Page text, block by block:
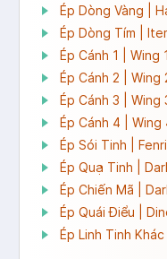
Ép Dòng Vàng |
Ép Dòng Tím |
Ép Cánh 1 | Wing 1
Ép Cánh 2 | Wing
Ép Cánh 3 | Wing
Ép Cánh 4 | Wing
Ép Sói Tinh |
Ép Quạ Tinh |
Ép Chiến Mã |
Ép Quái Điểu |
Ép Linh Tinh